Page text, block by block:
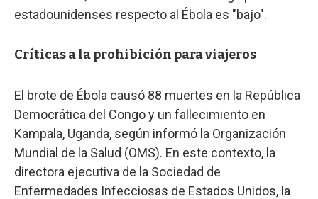
estadounidenses respecto al Ébola es "bajo".
Críticas a la prohibición para viajeros
El brote de Ébola causó 88 muertes en la República
Democrática del Congo y un fallecimiento en
Kampala, Uganda, según informó la Organización
Mundial de la Salud (OMS). En este contexto, la
directora ejecutiva de la Sociedad de
Enfermedades Infecciosas de Estados Unidos, la